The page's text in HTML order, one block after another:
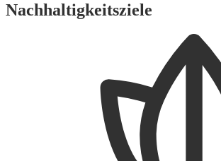
Nachhaltigkeitsziele